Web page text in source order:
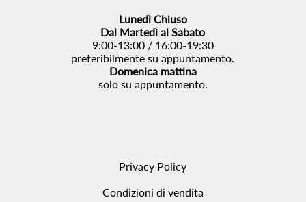
Lunedì Chiuso
Dal Martedì al Sabato
9:00-13:00 / 16:00-19:30
preferibilmente su appuntamento.
Domenica mattina
solo su appuntamento.
Privacy Policy
Condizioni di vendita